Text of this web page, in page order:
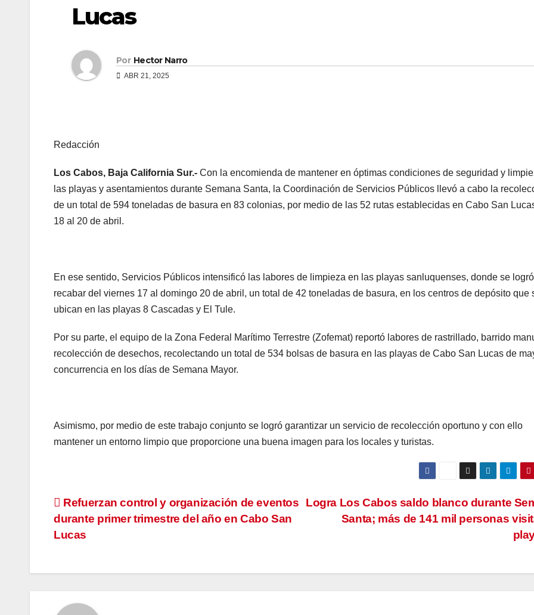
Lucas
Por Hector Narro
ABR 21, 2025
Redacción
Los Cabos, Baja California Sur.- Con la encomienda de mantener en óptimas condiciones de seguridad y
las playas y asentamientos durante Semana Santa, la Coordinación de Servicios Públicos llevó a cabo la
de un total de 594 toneladas de basura en 83 colonias, por medio de las 52 rutas establecidas en Cabo San
18 al 20 de abril.
En ese sentido, Servicios Públicos intensificó las labores de limpieza en las playas sanluquenses, donde se logró
recabar del viernes 17 al domingo 20 de abril, un total de 42 toneladas de basura, en los centros de depósito que
ubican en las playas 8 Cascadas y El Tule.
Por su parte, el equipo de la Zona Federal Marítimo Terrestre (Zofemat) reportó labores de rastrillado, barrido
recolección de desechos, recolectando un total de 534 bolsas de basura en las playas de Cabo San Lucas de
concurrencia en los días de Semana Mayor.
Asimismo, por medio de este trabajo conjunto se logró garantizar un servicio de recolección oportuno y con ello
mantener un entorno limpio que proporcione una buena imagen para los locales y turistas.
Navegación
de
Logra Los Cabos saldo blanco durante
Santa; más de 141 mil personas
Refuerzan control y organización de eventos
durante primer trimestre del año en Cabo San
Lucas